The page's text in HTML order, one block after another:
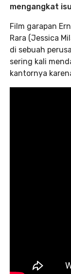
mengangkat isu
Film garapan
Rara (Jessica
di sebuah
sering kali
kantornya